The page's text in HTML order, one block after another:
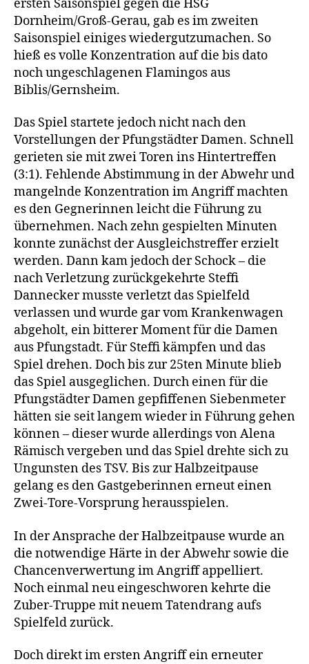
ersten Saisonspiel gegen die HSG
Dornheim/Groß-Gerau, gab es im zweiten
Saisonspiel einiges wiedergutzumachen. So
hieß es volle Konzentration auf die bis dato
noch ungeschlagenen Flamingos aus
Biblis/Gernsheim.
Das Spiel startete jedoch nicht nach den
Vorstellungen der Pfungstädter Damen. Schnell
gerieten sie mit zwei Toren ins Hintertreffen
(3:1). Fehlende Abstimmung in der Abwehr und
mangelnde Konzentration im Angriff machten
es den Gegnerinnen leicht die Führung zu
übernehmen. Nach zehn gespielten Minuten
konnte zunächst der Ausgleichstreffer erzielt
werden. Dann kam jedoch der Schock – die
nach Verletzung zurückgekehrte Steffi
Dannecker musste verletzt das Spielfeld
verlassen und wurde gar vom Krankenwagen
abgeholt, ein bitterer Moment für die Damen
aus Pfungstadt. Für Steffi kämpfen und das
Spiel drehen. Doch bis zur 25ten Minute blieb
das Spiel ausgeglichen. Durch einen für die
Pfungstädter Damen gepfiffenen Siebenmeter
hätten sie seit langem wieder in Führung gehen
können – dieser wurde allerdings von Alena
Rämisch vergeben und das Spiel drehte sich zu
Ungunsten des TSV. Bis zur Halbzeitpause
gelang es den Gastgeberinnen erneut einen
Zwei-Tore-Vorsprung herausspielen.
In der Ansprache der Halbzeitpause wurde an
die notwendige Härte in der Abwehr sowie die
Chancenverwertung im Angriff appelliert.
Noch einmal neu eingeschworen kehrte die
Zuber-Truppe mit neuem Tatendrang aufs
Spielfeld zurück.
Doch direkt im ersten Angriff ein erneuter